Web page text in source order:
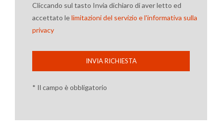
Cliccando sul tasto Invia dichiaro di aver letto ed
accettato lelimitazioni del servizio e l'informativa sulla
privacy
INVIA RICHIESTA
* Il campo è obbligatorio